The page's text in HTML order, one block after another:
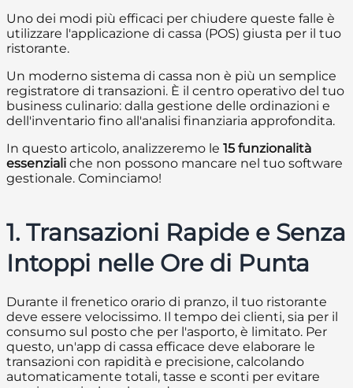
Uno dei modi più efficaci per chiudere queste falle è
utilizzare l'applicazione di cassa (POS) giusta per il tuo
ristorante.
Un moderno sistema di cassa non è più un semplice
registratore di transazioni. È il centro operativo del tuo
business culinario: dalla gestione delle ordinazioni e
dell'inventario fino all'analisi finanziaria approfondita.
In questo articolo, analizzeremo le 15 funzionalità
essenziali che non possono mancare nel tuo software
gestionale. Cominciamo!
1. Transazioni Rapide e Senza
Intoppi nelle Ore di Punta
Durante il frenetico orario di pranzo, il tuo ristorante
deve essere velocissimo. Il tempo dei clienti, sia per il
consumo sul posto che per l'asporto, è limitato. Per
questo, un'app di cassa efficace deve elaborare le
transazioni con rapidità e precisione, calcolando
automaticamente totali, tasse e sconti per evitare